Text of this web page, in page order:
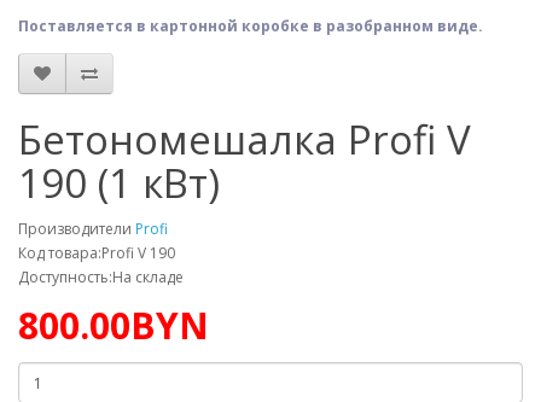
Поставляется в картонной коробке в разобранном виде.
Бетономешалка Profi V
190 (1 кВт)
Производители Profi
Код товара:Profi V 190
Доступность:На складе
800.00BYN